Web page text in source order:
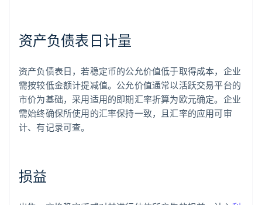
资产负债表日计量
资产负债表日，若稳定币的公允价值低于取得成本，企业
需按较低金额计提减值。公允价值通常以活跃交易平台的
市价为基础，采用适用的即期汇率折算为欧元确定。企业
需始终确保所使用的汇率保持一致，且汇率的应用可审
计、有记录可查。
损益